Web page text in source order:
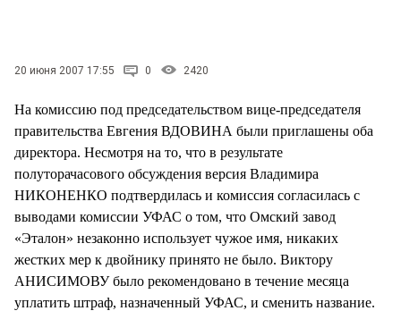
20 июня 2007 17:55 0 2420
На комиссию под председательством вице-председателя
правительства Евгения ВДОВИНА были приглашены оба
директора. Несмотря на то, что в результате
полуторачасового обсуждения версия Владимира
НИКОНЕНКО подтвердилась и комиссия согласилась с
выводами комиссии УФАС о том, что Омский завод
«Эталон» незаконно использует чужое имя, никаких
жестких мер к двойнику принято не было. Виктору
АНИСИМОВУ было рекомендовано в течение месяца
уплатить штраф, назначенный УФАС, и сменить название.